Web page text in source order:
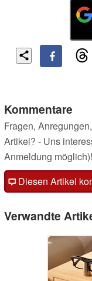
Kommentare
Fragen,
Artikel? - Uns
Anmeldung möglich)!
Diesen Artikel
Verwandte